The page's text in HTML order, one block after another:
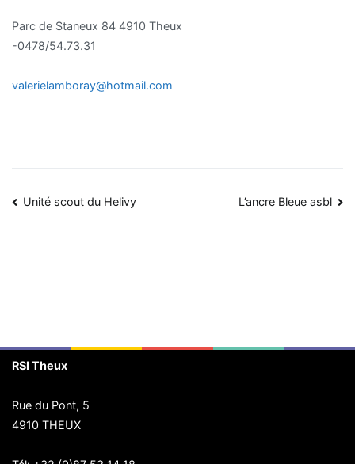
Parc de Staneux 84 4910 Theux
-0478/54.73.31
valerielamboray@hotmail.com
Navigation
Unité scout du Helivy L’ancre Bleue asbl
RSI Theux
Rue du Pont, 5
4910 THEUX